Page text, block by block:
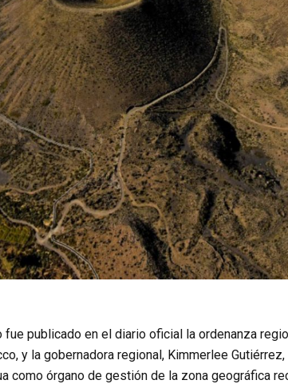
fue publicado en el diario oficial la ordenanza
y la gobernadora regional, Kimmerlee
como órgano de gestión de la zona geográfica